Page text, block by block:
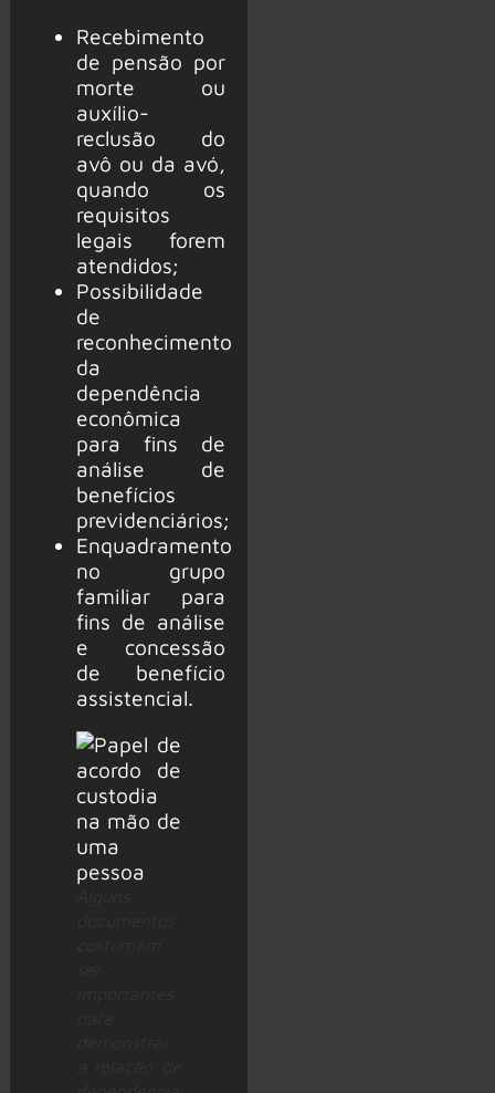
Recebimento
de pensão por
morte ou
auxílio-
reclusão do
avô ou da avó,
quando os
requisitos
legais forem
atendidos;
Possibilidade
de
reconhecimento
da
dependência
econômica
para fins de
análise de
benefícios
previdenciários;
Enquadramento
no grupo
familiar para
fins de análise
e concessão
de benefício
assistencial.